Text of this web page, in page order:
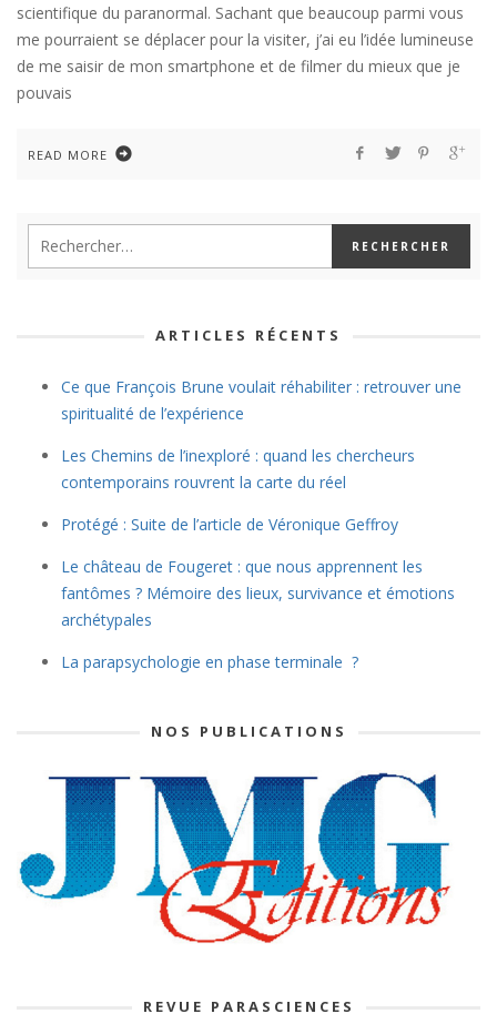
scientifique du paranormal. Sachant que beaucoup parmi vous
me pourraient se déplacer pour la visiter, j’ai eu l’idée lumineuse
de me saisir de mon smartphone et de filmer du mieux que je
pouvais
READ MORE
ARTICLES RÉCENTS
Ce que François Brune voulait réhabiliter : retrouver une
spiritualité de l’expérience
Les Chemins de l’inexploré : quand les chercheurs
contemporains rouvrent la carte du réel
Protégé : Suite de l’article de Véronique Geffroy
Le château de Fougeret : que nous apprennent les
fantômes ? Mémoire des lieux, survivance et émotions
archétypales
La parapsychologie en phase terminale ?
NOS PUBLICATIONS
REVUE PARASCIENCES